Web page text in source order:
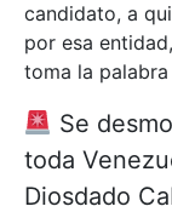
candidato, a
por esa
toma la
Se
toda
Diosdado